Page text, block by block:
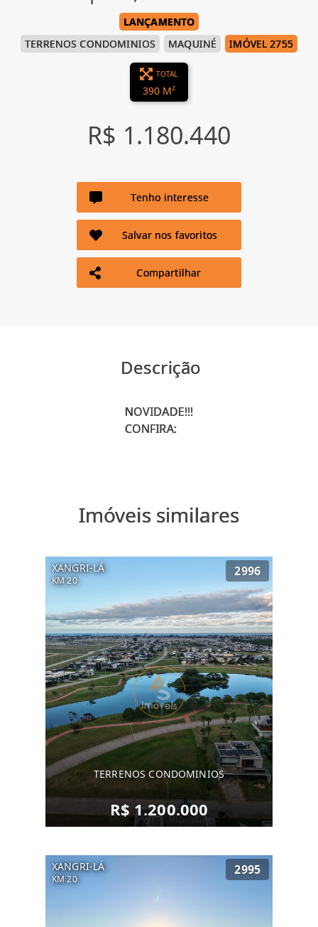
LANÇAMENTO
TERRENOS CONDOMINIOS
MAQUINÉ IMÓVEL 2755
TOTAL
390 M²
R$ 1.180.440
Tenho interesse
Salvar nos favoritos
Compartilhar
Descrição
NOVIDADE!!!
CONFIRA:
Imóveis similares
XANGRI-LÁ
KM 20
2996
TERRENOS CONDOMINIOS
R$ 1.200.000
XANGRI-LÁ
KM 20
2995